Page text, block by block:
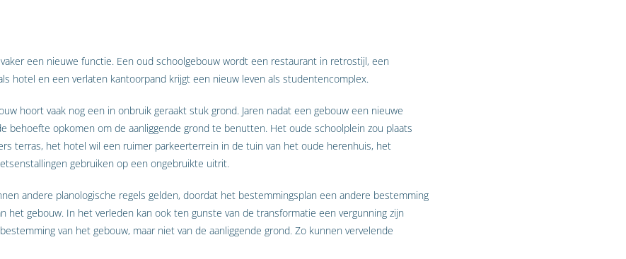
een nieuwe functie. Een oud schoolgebouw wordt een restaurant in retrostijl, een
hotel en een verlaten kantoorpand krijgt een nieuw leven als studentencomplex.
hoort vaak nog een in onbruik geraakt stuk grond. Jaren nadat een gebouw een nieuwe
behoefte opkomen om de aanliggende grond te benutten. Het oude schoolplein zou plaats
terras, het hotel wil een ruimer parkeerterrein in de tuin van het oude herenhuis, het
gebruiken op een ongebruikte uitrit.
andere planologische regels gelden, doordat het bestemmingsplan een andere bestemming
het gebouw. In het verleden kan ook ten gunste van de transformatie een vergunning zijn
van het gebouw, maar niet van de aanliggende grond. Zo kunnen vervelende